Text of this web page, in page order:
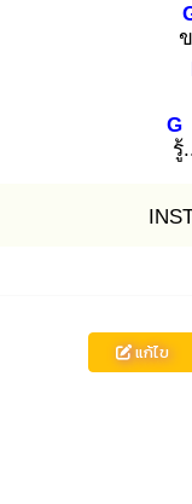
รู้.
G
แก้ไข